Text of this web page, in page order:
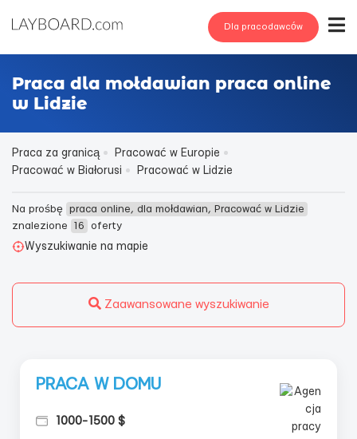
Dla pracodawców
Praca dla mołdawian praca online
w Lidzie
Praca za granicą
Pracować w Europie
Pracować w Białorusi
Pracować w Lidzie
Na prośbę praca online, dla mołdawian, Pracować w Lidzie
znalezione
16
oferty
Wyszukiwanie na mapie
Zaawansowane wyszukiwanie
PRACA W DOMU
1000-1500 $